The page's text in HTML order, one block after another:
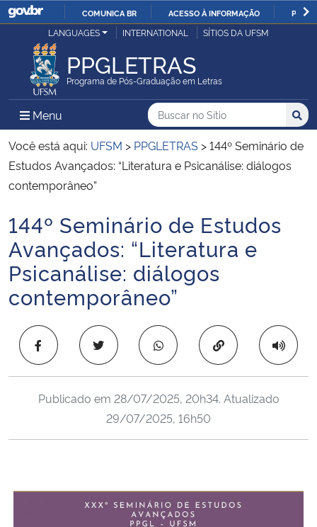
IR
O
COMUNICA BR ACESSO À INFORMAÇÃO
Ministério da Justiça e Segurança Pública
Ministério da Defesa
Ministério das Relações Exteriores
Ministério da Economia
Ministério da Infraestrutura
Ministério da Agricultura, Pecuária e Abastecimento
Ministério da Educação
Ministério da Cidadania
Ministério da Saúde
Ministério de Minas e Energia
Ministério da Ciência, Tecnologia, Inovações e Comunicações
LANGUAGES INTERNATIONAL SÍTIOS DA UFSM
PPGLETRAS
Programa de Pós-Graduação em Letras
Menu Menu Principal do Sítio
Busca
Buscar no no Sítio
Busca:
Você está aqui: UFSM > PPGLETRAS >144º Seminário de
Estudos Avançados: “Literatura e Psicanálise: diálogos
contemporâneo”
Início do conteúdo
144º Seminário de Estudos
Avançados: “Literatura e
Psicanálise: diálogos
contemporâneo”
Copiar para área
Publicado em 28/07/2025, 20h34. Atualizado
29/07/2025, 16h50